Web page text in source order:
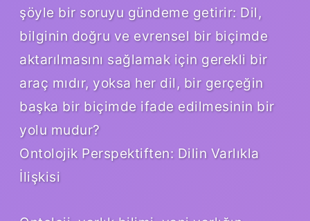
şöyle bir soruyu gündeme getirir: Dil,
bilginin doğru ve evrensel bir biçimde
aktarılmasını sağlamak için gerekli bir
araç mıdır, yoksa her dil, bir gerçeğin
başka bir biçimde ifade edilmesinin bir
yolu mudur?
Ontolojik Perspektiften: Dilin Varlıkla
İlişkisi